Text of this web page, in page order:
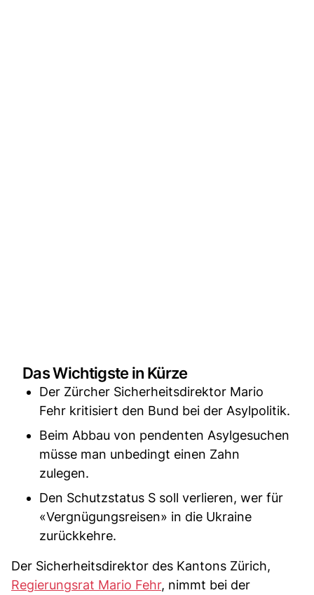
Das Wichtigste in Kürze
Der Zürcher Sicherheitsdirektor Mario
Fehr kritisiert den Bund bei der Asylpolitik.
Beim Abbau von pendenten Asylgesuchen
müsse man unbedingt einen Zahn
zulegen.
Den Schutzstatus S soll verlieren, wer für
«Vergnügungsreisen» in die Ukraine
zurückkehre.
Der Sicherheitsdirektor des Kantons Zürich,
Regierungsrat Mario Fehr, nimmt bei der